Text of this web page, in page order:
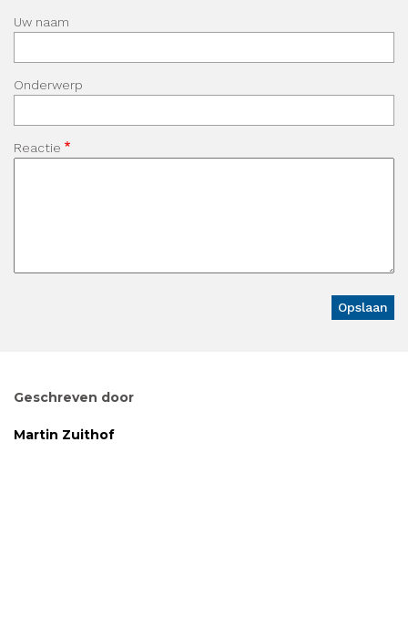
Uw naam
Onderwerp
Reactie
Geschreven door
Martin Zuithof